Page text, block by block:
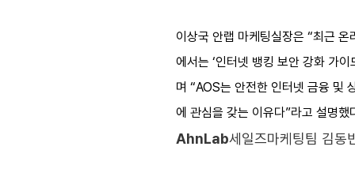
이상국 안랩 마케팅실장은 “최근
에서는 ‘인터넷 뱅킹 보안 강화 가
며 “AOS는 안전한 인터넷 금융 및
에 관심을 갖는 이유다”라고 설명했
AhnLab세일즈마케팅팀 김동